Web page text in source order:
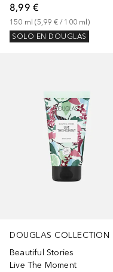
8,99 €
150 ml (5,99 € / 100 ml)
SOLO EN DOUGLAS
DOUGLAS COLLECTION
Beautiful Stories
Live The Moment